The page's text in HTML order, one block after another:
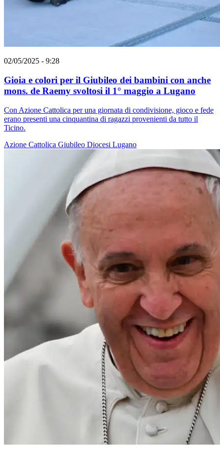
02/05/2025 - 9:28
Gioia e colori per il Giubileo dei bambini con anche
mons. de Raemy svoltosi il 1° maggio a Lugano
Con Azione Cattolica per una giornata di condivisione, gioco e fede
erano presenti una cinquantina di ragazzi provenienti da tutto il
Ticino.
Azione Cattolica Giubileo Diocesi Lugano